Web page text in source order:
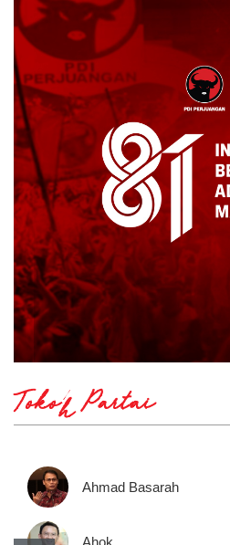
Tokoh Partai
Ahmad Basarah
Ahok